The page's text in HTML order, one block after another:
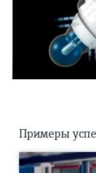
Примеры